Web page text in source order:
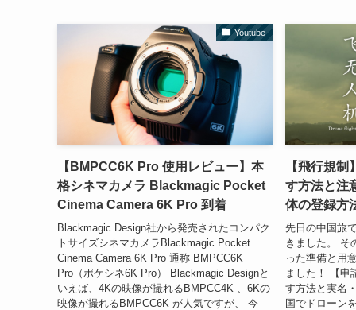
Youtube
【BMPCC6K Pro 使用レビュー】本
格シネマカメラ Blackmagic Pocket
Cinema Camera 6K Pro 到着
Blackmagic Design社から発売されたコンパク
トサイズシネマカメラBlackmagic Pocket
Cinema Camera 6K Pro 通称 BMPCC6K
Pro（ポケシネ6K Pro） Blackmagic Designと
いえば、4Kの映像が撮れるBMPCC4K 、6Kの
映像が撮れるBMPCC6K が人気ですが、 今
【飛行規
す方法と注
体の登録方
先日の中国旅
きました。 そ
った準備と用
ました！ 【申
す方法と実名
国でドローン